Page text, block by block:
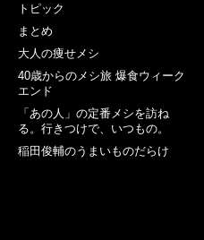
トピック
まとめ
大人の痩せメシ
40歳からのメシ旅 爆食ウィーク
エンド
「あの人」の定番メシを訪ね
る。行きつけで、いつもの。
稲田俊輔のうまいものだらけ